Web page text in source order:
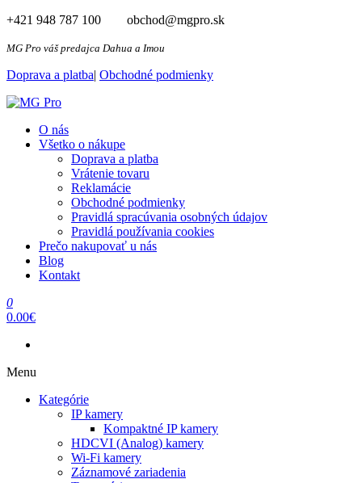
Preskočiť
obsah
+421 948 787 100 obchod@mgpro.sk
MG Pro váš predajca Dahua a Imou
Doprava a platba| Obchodné podmienky
MG Pro
Autorizovaný distribútor Dahua a Imou
O nás
Všetko o nákupe
Doprava a platba
Vrátenie tovaru
Reklamácie
Obchodné podmienky
Pravidlá spracúvania osobných údajov​
Pravidlá používania cookies
Prečo nakupovať u nás
Blog
Kontakt
0
0.00€
Menu
Kategórie
IP kamery
Kompaktné IP kamery
HDCVI (Analog) kamery
Wi-Fi kamery
Záznamové zariadenia